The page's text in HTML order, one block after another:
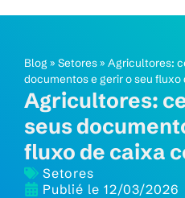
Blog » Setores» Agricultores:
documentos e gerir o seu
Agricultores:
seus
fluxo de caixa
Setores
Publié le 12/03/2026